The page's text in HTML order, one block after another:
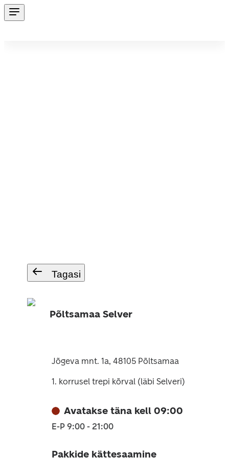
Tagasi
Põltsamaa Selver
Jõgeva mnt. 1a, 48105 Põltsamaa
1. korrusel trepi kõrval (läbi Selveri)
Avatakse täna kell 09:00
E-P 9:00 - 21:00
Pakkide kättesaamine